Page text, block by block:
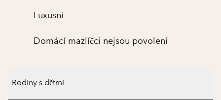
Luxusní
Domácí mazlíčci nejsou povoleni
Rodiny s dětmi